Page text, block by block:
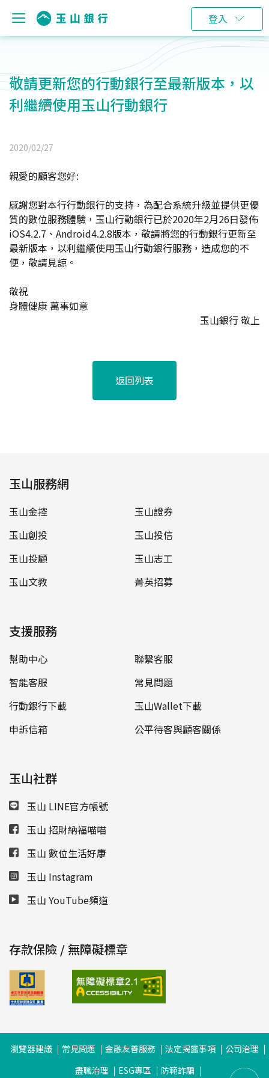
登入
敬請更新您的行動銀行至最新版本，以
利繼續使用玉山行動銀行
2020/02/27
親愛的顧客您好:
感謝您對本行行動銀行的支持，為配合系統升級並提供更優
質的數位服務體驗，玉山行動銀行已於2020年2月26日發佈
iOS4.2.7、Android4.2.8版本，敬請將您的行動銀行更新至
最新版本，以利繼續使用玉山行動銀行服務，造成您的不
便，敬請見諒。
敬祝
身體健康 萬事如意
玉山銀行 敬上
返回列表
玉山服務網
玉山金控
玉山證券
玉山創投
玉山投信
玉山投顧
玉山志工
玉山文教
菁英招募
支援服務
幫助中心
聯繫客服
智能客服
常見問題
行動銀行下載
玉山Wallet下載
申訴信箱
公平待客與顧客關係
玉山社群
玉山 LINE官方帳號
玉山 招財納福喵喵
玉山 數位生活好康
玉山 Instagram
玉山 YouTube頻道
存款保險 / 無障礙標章
瀏覽器建議 常見問題 金融友善服務 法定揭露事項
公司治理
盡職治理
ESG專區 防範詐騙